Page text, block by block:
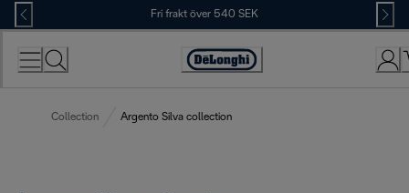
Skip
to
Content
Fri frakt över 540 SEK
Accessibility
Collection Argento Silva collection